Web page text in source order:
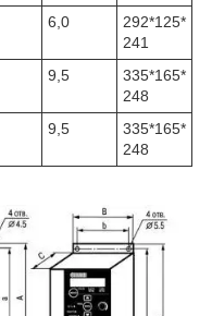
6,0
292*125*
241
9,5
335*165*
248
9,5
335*165*
248